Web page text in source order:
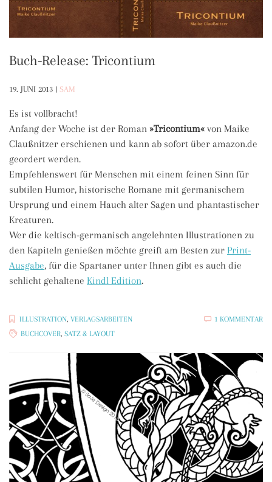
Buch-Release: Tricontium
19. JUNI 2013 | SAM
Es ist vollbracht!
Anfang der Woche ist der Roman »Tricontium« von Maike
Claußnitzer erschienen und kann ab sofort über amazon.de
geordert werden.
Empfehlenswert für Menschen mit einem feinen Sinn für
subtilen Humor, historische Romane mit germanischem
Ursprung und einem Hauch alter Sagen und phantastischer
Kreaturen.
Wer die keltisch-germanisch angelehnten Illustrationen zu
den Kapiteln genießen möchte greift am Besten zur Print-
Ausgabe, für die Spartaner unter Ihnen gibt es auch die
schlicht gehaltene Kindl Edition.
ILLUSTRATION, VERLAGSARBEITEN
BUCHCOVER, SATZ & LAYOUT
1 KOMMENTARZU